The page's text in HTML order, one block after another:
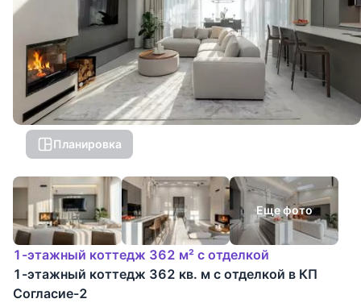
Планировка
Еще фото
1-этажный коттедж 362 м² с отделкой
1-этажный коттедж 362 кв. м с отделкой в КП
Согласие-2